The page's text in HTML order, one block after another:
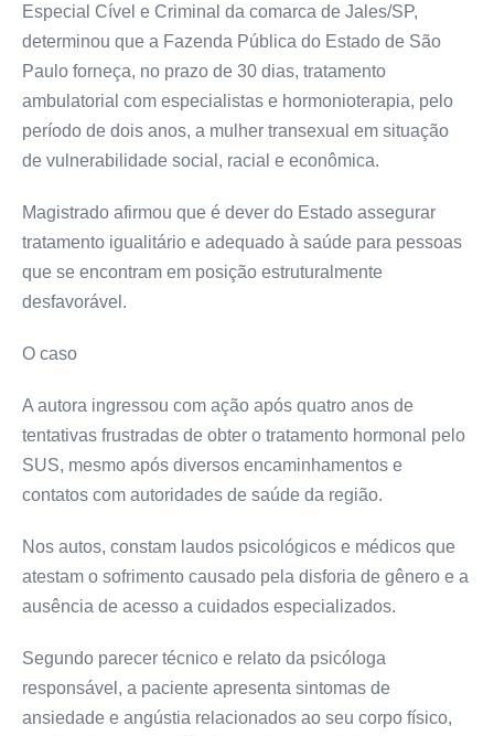
Especial Cível e Criminal da comarca de Jales/SP,
determinou que a Fazenda Pública do Estado de São
Paulo forneça, no prazo de 30 dias, tratamento
ambulatorial com especialistas e hormonioterapia, pelo
período de dois anos, a mulher transexual em situação
de vulnerabilidade social, racial e econômica.
Magistrado afirmou que é dever do Estado assegurar
tratamento igualitário e adequado à saúde para pessoas
que se encontram em posição estruturalmente
desfavorável.
O caso
A autora ingressou com ação após quatro anos de
tentativas frustradas de obter o tratamento hormonal pelo
SUS, mesmo após diversos encaminhamentos e
contatos com autoridades de saúde da região.
Nos autos, constam laudos psicológicos e médicos que
atestam o sofrimento causado pela disforia de gênero e a
ausência de acesso a cuidados especializados.
Segundo parecer técnico e relato da psicóloga
responsável, a paciente apresenta sintomas de
ansiedade e angústia relacionados ao seu corpo físico,